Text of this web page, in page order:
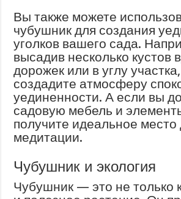
Вы также можете
чубушник для создания
уголков вашего сада.
высадив несколько кустов
дорожек или в углу
создадите атмосферу
уединенности. А если вы
садовую мебель и
получите идеальное место
медитации.
Чубушник и экология
Чубушник — это не только